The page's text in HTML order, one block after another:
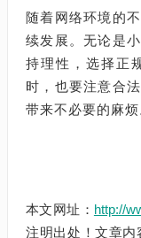
随着网络环境的
续发展。无论是
持理性，选择正
时，也要注意合
带来不必要的麻烦
本文网址： http://
注明出处！文章内